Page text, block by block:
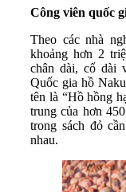
Công viên quốc
Theo các nhà
khoảng hơn 2
chân dài, cổ dài
Quốc gia hồ
tên là “Hồ hồng
trung của hơn
trong sách đỏ
nhau.